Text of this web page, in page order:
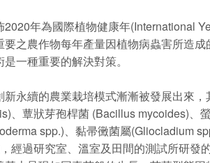
2020年為國際植物健康年(International
要之農作物每年產量因植物病蟲害所造
一種重要的解決對策。
續的農業栽培模式漸漸被發展出來，
、蕈狀芽孢桿菌 (Bacillus mycoides)、
spp.)、黏帚黴菌屬(Gliocladium
經過研究室、溫室及田間的測試所研